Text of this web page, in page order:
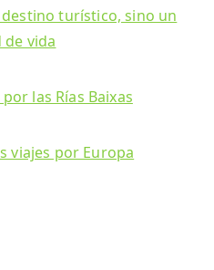
turístico, sino un
vida
las Rías Baixas
viajes por Europa